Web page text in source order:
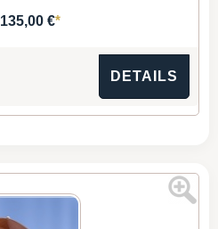
135,00 €*
DETAILS